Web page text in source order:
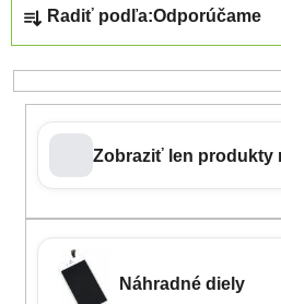
Radiť podľa:Odporúčame
Zobraziť len produkty
Náhradné diely